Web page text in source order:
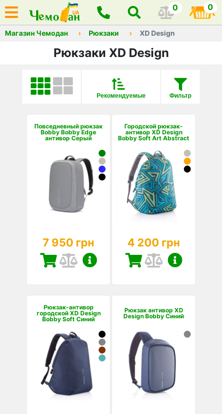
0 0
Магазин Чемодан Рюкзаки XD Design
Рюкзаки XD Design
Фильтр
Рекомендуемые
Повседневный рюкзак
Bobby Bobby Edge
антивор Серый
7 950 грн
Городской рюкзак-
антивор XD Design
Bobby Soft Art Abstract
4 200 грн
Рюкзак-антивор
городской XD Design
Bobby Soft Синий
Рюкзак антивор XD
Design Bobby Синий